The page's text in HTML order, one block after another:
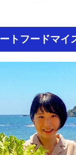
トフードマイ